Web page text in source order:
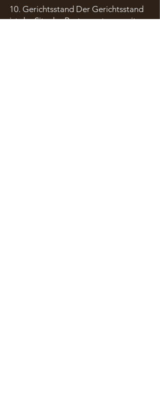
10. Gerichtsstand Der Gerichtsstand
ist der Sitz des Restaurants, soweit